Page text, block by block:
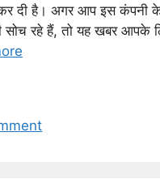
दी है। अगर आप इस कंपनी
सोच रहे हैं, तो यह खबर आपके